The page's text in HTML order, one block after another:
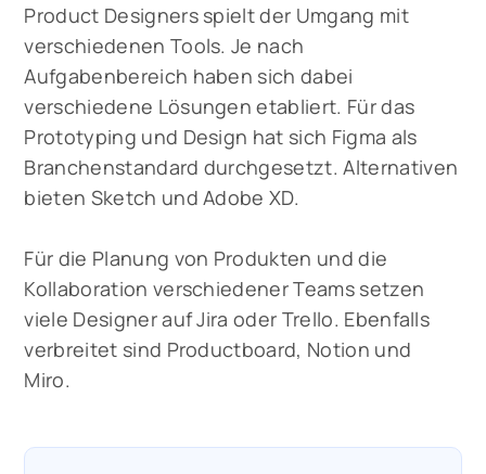
Product Designers spielt der Umgang mit
verschiedenen Tools. Je nach
Aufgabenbereich haben sich dabei
verschiedene Lösungen etabliert. Für das
Prototyping und Design hat sich Figma als
Branchenstandard durchgesetzt. Alternativen
bieten Sketch und Adobe XD.
Für die Planung von Produkten und die
Kollaboration verschiedener Teams setzen
viele Designer auf Jira oder Trello. Ebenfalls
verbreitet sind Productboard, Notion und
Miro.